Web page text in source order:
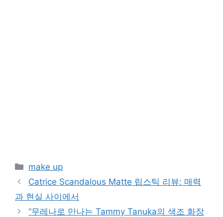
Categories
make up
Catrice Scandalous Matte 립스틱 리뷰: 매력
과 현실 사이에서
“무레나로 만나는 Tammy Tanuka의 색조 화장